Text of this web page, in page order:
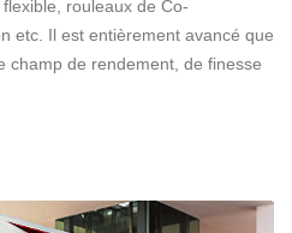
rouleaux de Co-
etc. Il est entièrement avancé que
champ de rendement, de finesse